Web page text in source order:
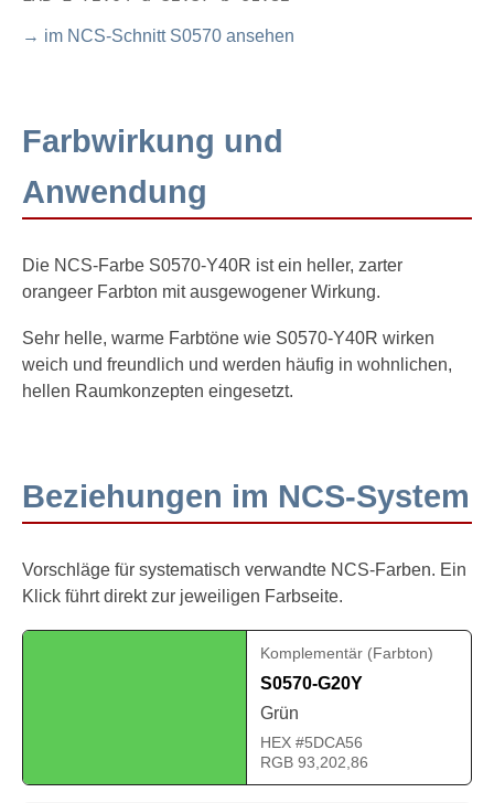
→ im NCS-Schnitt S0570 ansehen
Farbwirkung und
Anwendung
Die NCS-Farbe S0570-Y40R ist ein heller, zarter
orangeer Farbton mit ausgewogener Wirkung.
Sehr helle, warme Farbtöne wie S0570-Y40R wirken
weich und freundlich und werden häufig in wohnlichen,
hellen Raumkonzepten eingesetzt.
Beziehungen im NCS-System
Vorschläge für systematisch verwandte NCS-Farben. Ein
Klick führt direkt zur jeweiligen Farbseite.
Komplementär (Farbton)
S0570-G20Y
Grün
HEX #5DCA56
RGB 93,202,86